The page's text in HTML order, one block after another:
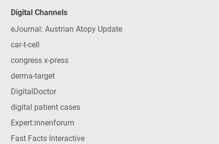
Digital Channels
eJournal: Austrian Atopy Update
car-t-cell
congress x-press
derma-target
DigitalDoctor
digital patient cases
Expert:innenforum
Fast Facts Interactive